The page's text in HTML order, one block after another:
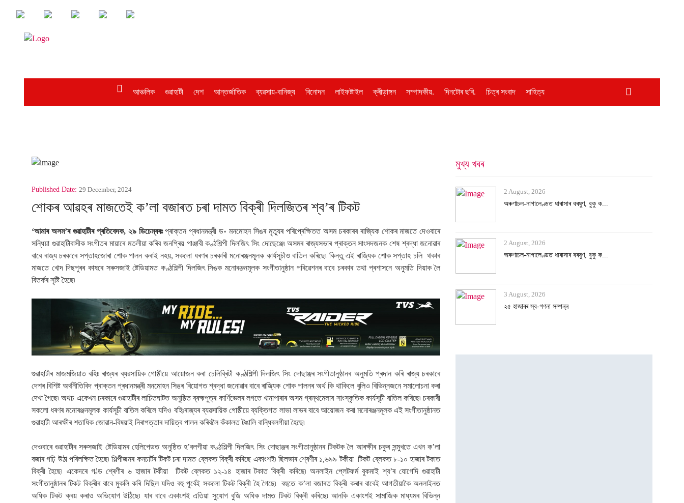
আঞ্চলিক গুৱাহাটী দেশ আন্তৰ্জাতিক ব্যৱসায়-বানিজ্য বিনোদন লাইফষ্টাইল ক্ৰীড়াঙ্গন সম্পাদকীয়. দিনটোৰ ছবি. চিত্ৰ সংবাদ সাহিত্য
Published Date: 29 December, 2024
শোকৰ আৱহৰ মাজতেই ক’লা বজাৰত চৰা দামত বিক্ৰী দিলজিতৰ শ্ব’ৰ টিকট
‘আমাৰ অসম’ৰ গুৱাহাটীৰ প্ৰতিবেদক, ২৯ ডিচেম্বৰঃপ্ৰাক্তন প্ৰধানমন্ত্ৰী ড॰ মনমোহন সিঙৰ মৃত্যুৰ পৰিপ্ৰেক্ষিতত অসম চৰকাৰৰ ৰাজ্যিক শোকৰ মাজতে দেওবাৰে
সন্ধিয়া গুৱাহাটীবাসীক সংগীতৰ মায়াৰে মতলীয়া কৰিব জনপ্ৰিয় পাঞ্জাবী কণ্ঠশিল্পী দিলজিৎ সিং দোছেঞ্জে৷ অসমৰ ৰাজ্যসভাৰ প্ৰাক্তন সাংসদজনক শেষ শ্ৰদ্ধা জনোৱাৰ
বাবে ৰাজ্য চৰকাৰে সপ্তাহজোৰা শোক পালন কৰাই নহয়, সকলো ধৰণৰ চৰকাৰী মনোৰঞ্জনমূলক কাৰ্যসূচীও বাতিল কৰিছে৷ কিন্তু এই ৰাজ্যিক শোক সপ্তাহ চলি থকাৰ
মাজতে খোদ দিছপুৰৰ কাষৰে সৰুসজাই ষ্টেডিয়ামত কণ্ঠশিল্পী দিলজিৎ সিঙক মনোৰঞ্জনমূলক সংগীতানুষ্ঠান পৰিৱেশনৰ বাবে চৰকাৰ তথা প্ৰশাসনে অনুমতি দিয়াক লৈ
বিতৰ্কৰ সৃষ্টি হৈছে৷
গুৱাহাটীৰ মাজমজিয়াত বহিঃ ৰাজ্যৰ ব্যৱসায়িক গোষ্ঠীয়ে আয়োজন কৰা চেলিব্ৰিটী কণ্ঠশিল্পী দিলজিৎ সিং দোছাঞ্জৰ সংগীতানুষ্ঠানৰ অনুমতি প্ৰদান কৰি ৰাজ্য চৰকাৰে
দেশৰ বিশিষ্ট অৰ্থনীতিবিদ প্ৰাক্তন প্ৰধানমন্ত্ৰী মনমোহন সিঙৰ বিয়োগত শ্ৰদ্ধা জনোৱাৰ বাবে ৰাজ্যিক শোক পালনৰ অৰ্থ কি থাকিলে বুলিও বিভিন্নজনে সমালোচনা কৰা
দেখা গৈছে৷ অথচ একেখন চৰকাৰে গুৱাহাটীৰ লাচিতঘাটত অনুষ্ঠিত ব্ৰহ্মপুত্ৰ কাৰ্ণিভেলৰ লগতে খানাপাৰাৰ অসম গ্ৰন্থমেলাৰ সাংস্কৃতিক কাৰ্যসূচী বাতিল কৰিছে৷ চৰকাৰী
সকলো ধৰণৰ মনোৰঞ্জনমূলক কাৰ্যসূচী বাতিল কৰিলে যদিও বহিঃৰাজ্যৰ ব্যৱসায়িক গোষ্ঠীয়ে ব্যক্তিগত লাভা লাভৰ বাবে আয়োজন কৰা মনোৰঞ্জনমূলক এই সংগীতানুষ্ঠানত
গুৱাহাটী আৰক্ষীৰ শতাধিক জোৱান-বিষয়াই নিৰাপত্তাৰ দায়িত্ব পালন কৰিবলৈ কঁকালত টঙালি বান্ধিবলগীয়া হৈছে৷
দেওবাৰে গুৱাহাটীৰ সৰুসজাই ষ্টেডিয়ামৰ হেলিপেডত অনুষ্ঠিত হ’বলগীয়া কণ্ঠশিল্পী দিলজিৎ সিং দোছাঞ্জৰ সংগীতানুষ্ঠানৰ টিকটক লৈ আৰক্ষীৰ চকুৰ সন্মুখতে এখন ক’লা
বজাৰ গঢ়ি উঠা পৰিলক্ষিত হৈছে৷ শিল্পীজনৰ কনচাৰ্টৰ টিকট চৰা দামত ব্লেকত বিক্ৰী কৰিছে একাংশই৷ ছিলভাৰ শ্ৰেণীৰ ১,৬৯৯ টকীয়া টিকট ব্লেকত ৮-১০ হাজাৰ টকাত
বিক্ৰী হৈছে৷ একেদৰে গ’ল্ড শ্ৰেণীৰ ৬ হাজাৰ টকীয়া টিকট ব্লেকত ১২-১৪ হাজাৰ টকাত বিক্ৰী কৰিছে৷ অনলাইন প্লেটফৰ্ম বুকমাই শ্ব’ৰ যোগেদি গুৱাহাটী
সংগীতানুষ্ঠানৰ টিকট বিক্ৰীৰ বাবে মুকলি কৰি দিছিল যদিও বহু পূৰ্বেই সকলো টিকট বিক্ৰী হৈ গৈছে৷ বহুতে ক’লা বজাৰত বিক্ৰী কৰাৰ বাবেই আগতীয়াকৈ অনলাইনত
অধিক টিকট ক্ৰয় কৰাও অভিযোগ উঠিছে৷ যাৰ বাবে একাংশই এতিয়া সুযোগ বুজি অধিক দামত টিকট বিক্ৰী কৰিছে৷ আনকি একাংশই সামাজিক মাধ্যমৰ বিভিন্ন
মুখ্য খবৰ
2 August, 2026
অৰুণাচল-নাগালেণ্ডত ধাৰাসাৰ বৰষুণ, বুকু ক...
2 August, 2026
অৰুণাচল-নাগালেণ্ডত ধাৰাসাৰ বৰষুণ, বুকু ক...
3 August, 2026
২৫ হাজাৰৰ স্ব-গণনা সম্পন্ন